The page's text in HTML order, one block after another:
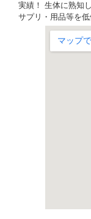
実績！ 生体に熟知
サプリ・用品等を低